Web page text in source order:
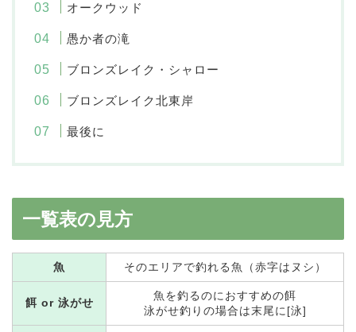
オークウッド
愚か者の滝
ブロンズレイク・シャロー
ブロンズレイク北東岸
最後に
一覧表の見方
魚 そのエリアで釣れる魚（赤字はヌシ）
餌 or 泳がせ
魚を釣るのにおすすめの餌
泳がせ釣りの場合は末尾に[泳]